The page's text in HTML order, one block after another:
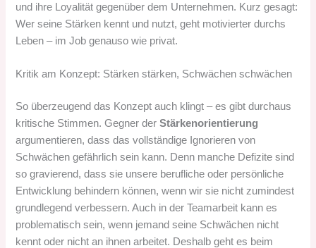
und ihre Loyalität gegenüber dem Unternehmen. Kurz gesagt:
Wer seine Stärken kennt und nutzt, geht motivierter durchs
Leben – im Job genauso wie privat.
Kritik am Konzept: Stärken stärken, Schwächen schwächen
So überzeugend das Konzept auch klingt – es gibt durchaus
kritische Stimmen. Gegner derStärkenorientierung
argumentieren, dass das vollständige Ignorieren von
Schwächen gefährlich sein kann. Denn manche Defizite sind
so gravierend, dass sie unsere berufliche oder persönliche
Entwicklung behindern können, wenn wir sie nicht zumindest
grundlegend verbessern. Auch in der Teamarbeit kann es
problematisch sein, wenn jemand seine Schwächen nicht
kennt oder nicht an ihnen arbeitet. Deshalb geht es beim